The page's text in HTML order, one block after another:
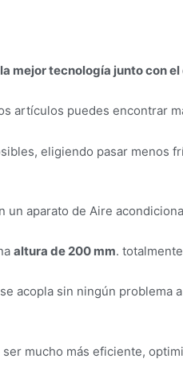
mejor tecnología junto con
artículos puedes encontrar
eligiendo pasar menos
aparato de Aire
altura de 200 mm.
acopla sin ningún problema
mucho más eficiente,